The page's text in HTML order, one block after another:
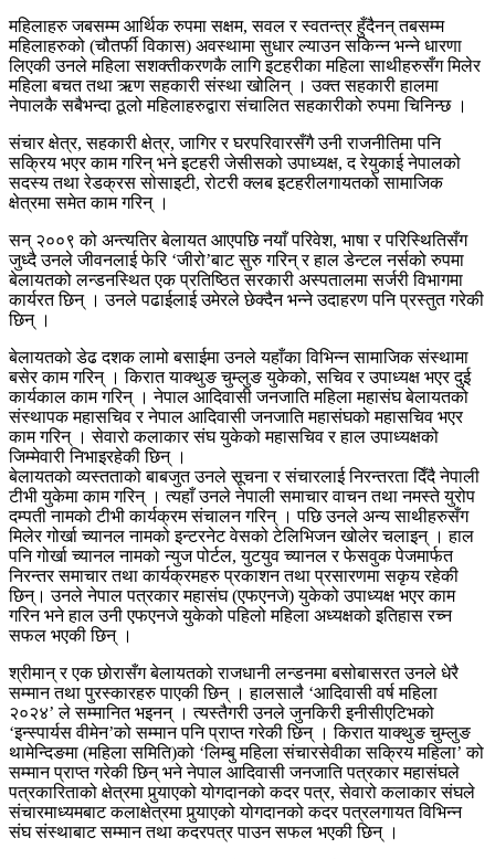
महिलाहरु जबसम्म आर्थिक रुपमा सक्षम, सवल र स्वतन्त्र हुँदैनन् तबसम्म
महिलाहरुको (चौतर्फी विकास) अवस्थामा सुधार ल्याउन सकिन्न भन्ने धारणा
लिएकी उनले महिला सशक्तीकरणकै लागि इटहरीका महिला साथीहरुसँग मिलेर
महिला बचत तथा ऋण सहकारी संस्था खोलिन् । उक्त सहकारी हालमा
नेपालकै सबैभन्दा ठूलो महिलाहरुद्वारा संचालित सहकारीको रुपमा चिनिन्छ ।
संचार क्षेत्र, सहकारी क्षेत्र, जागिर र घरपरिवारसँगै उनी राजनीतिमा पनि
सक्रिय भएर काम गरिन् भने इटहरी जेसीसको उपाध्यक्ष, द रेयुकाई नेपालको
सदस्य तथा रेडक्रस सोसाइटी, रोटरी क्लब इटहरीलगायतको सामाजिक
क्षेत्रमा समेत काम गरिन् ।
सन् २००९ को अन्त्यतिर बेलायत आएपछि नयाँ परिवेश, भाषा र परिस्थितिसँग
जुध्दै उनले जीवनलाई फेरि ‘जीरो’बाट सुरु गरिन् र हाल डेन्टल नर्सको रुपमा
बेलायतको लन्डनस्थित एक प्रतिष्ठित सरकारी अस्पतालमा सर्जरी विभागमा
कार्यरत छिन् । उनले पढाईलाई उमेरले छेक्दैन भन्ने उदाहरण पनि प्रस्तुत गरेकी
छिन् ।
बेलायतको डेढ दशक लामो बसाईमा उनले यहाँका विभिन्न सामाजिक संस्थामा
बसेर काम गरिन् । किरात याक्थुङ चुम्लुङ युकेको, सचिव र उपाध्यक्ष भएर दुई
कार्यकाल काम गरिन् । नेपाल आदिवासी जनजाति महिला महासंघ बेलायतको
संस्थापक महासचिव र नेपाल आदिवासी जनजाति महासंघको महासचिव भएर
काम गरिन् । सेवारो कलाकार संघ युकेको महासचिव र हाल उपाध्यक्षको
जिम्मेवारी निभाइरहेकी छिन् ।
बेलायतको व्यस्तताको बाबजुत उनले सूचना र संचारलाई निरन्तरता दिँदै नेपाली
टीभी युकेमा काम गरिन् । त्यहाँ उनले नेपाली समाचार वाचन तथा नमस्ते युरोप
दम्पती नामको टीभी कार्यक्रम संचालन गरिन् । पछि उनले अन्य साथीहरुसँग
मिलेर गोर्खा च्यानल नामको इन्टरनेट वेसको टेलिभिजन खोलेर चलाइन् । हाल
पनि गोर्खा च्यानल नामको न्युज पोर्टल, युटयुव च्यानल र फेसवुक पेजमार्फत
निरन्तर समाचार तथा कार्यक्रमहरु प्रकाशन तथा प्रसारणमा सकृय रहेकी
छिन्। उनले नेपाल पत्रकार महासंघ (एफएनजे) युकेको उपाध्यक्ष भएर काम
गरिन भने हाल उनी एफएनजे युकेको पहिलो महिला अध्यक्षको इतिहास रच्न
सफल भएकी छिन् ।
श्रीमान् र एक छोरासँग बेलायतको राजधानी लन्डनमा बसोबासरत उनले धेरै
सम्मान तथा पुरस्कारहरु पाएकी छिन् । हालसालै ‘आदिवासी वर्ष महिला
२०२४’ ले सम्मानित भइनन् । त्यस्तैगरी उनले जुनकिरी इनीसीएटिभको
‘इन्स्पार्यस वीमेन’को सम्मान पनि प्राप्त गरेकी छिन् । किरात याक्थुङ चुम्लुङ
थामेन्दिङमा (महिला समिति)को ‘लिम्बु महिला संचारसेवीका सक्रिय महिला’ को
सम्मान प्राप्त गरेकी छिन् भने नेपाल आदिवासी जनजाति पत्रकार महासंघले
पत्रकारिताको क्षेत्रमा पुर्‍याएको योगदानको कदर पत्र, सेवारो कलाकार संघले
संचारमाध्यमबाट कलाक्षेत्रमा पुर्‍याएको योगदानको कदर पत्रलगायत विभिन्न
संघ संस्थाबाट सम्मान तथा कदरपत्र पाउन सफल भएकी छिन् ।